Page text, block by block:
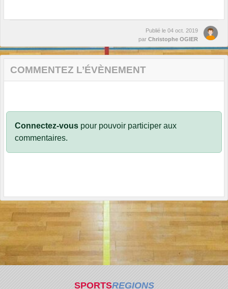
Publié le 04 oct. 2019
par Christophe OGIER
COMMENTEZ L’ÉVÈNEMENT
Connectez-vous pour pouvoir participer aux
commentaires.
SPORTSREGIONS